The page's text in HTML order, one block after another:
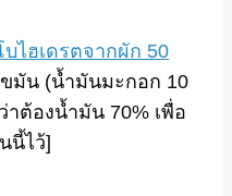
บไฮเดรตจากผัก 50
มัน (น้ำมันมะกอก 10
ต้องน้ำมัน 70% เพื่อ
นี้ไว้]